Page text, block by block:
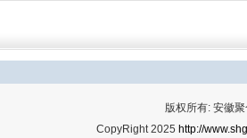
版权所有: 安徽
CopyRight 2025 http://